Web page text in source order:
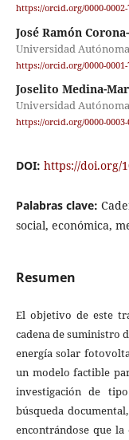
https://orcid.org/0000-0002-
José Ramón
Universidad
https://orcid.org/0000-0001-
Joselito Medina-
Universidad
https://orcid.org/0000-0003-
DOI: https://doi.org/
Palabras clave:
social, económica,
Resumen
El objetivo de este
cadena de suministro
energía solar
un modelo factible
investigación de
búsqueda
encontrándose que